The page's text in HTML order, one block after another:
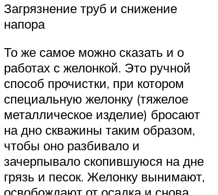
Загрязнение труб и снижение
напора
То же самое можно сказать и о
работах с желонкой. Это ручной
способ прочистки, при котором
специальную желонку (тяжелое
металлическое изделие) бросают
на дно скважины таким образом,
чтобы оно разбивало и
зачерпывало скопившуюся на дне
грязь и песок. Желонку вынимают,